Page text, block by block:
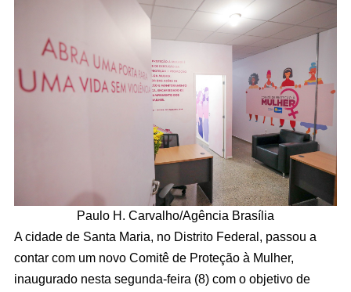
Paulo H. Carvalho/Agência Brasília
A cidade de Santa Maria, no Distrito Federal, passou a
contar com um novo Comitê de Proteção à Mulher,
inaugurado nesta segunda-feira (8) com o objetivo de